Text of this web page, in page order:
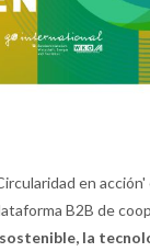
en
B2B de
la